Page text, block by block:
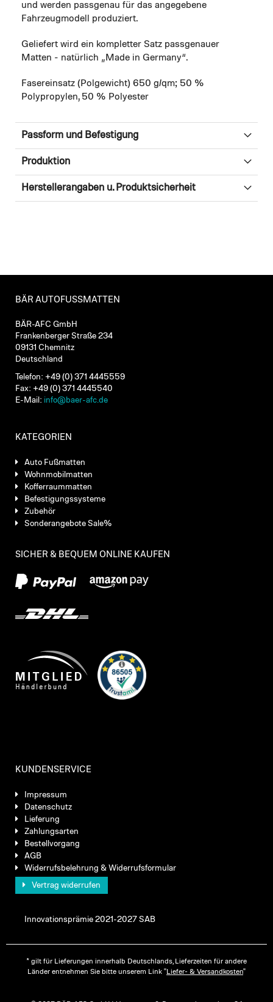
und werden passgenau für das angegebene
Fahrzeugmodell produziert.
Geliefert wird ein kompletter Satz passgenauer
Matten - natürlich „Made in Germany“.
Fasereinsatz (Polgewicht) 650 g/qm; 50 %
Polypropylen, 50 % Polyester
Passform und Befestigung
Produktion
Herstellerangaben u. Produktsicherheit
BÄR AUTOFUSSMATTEN
BÄR-AFC GmbH
Frankenberger Straße 234
09131 Chemnitz
Deutschland
Telefon: +49 (0) 371 4445559
Fax: +49 (0) 371 4445540
E-Mail: info@baer-afc.de
KATEGORIEN
Auto Fußmatten
Wohnmobilmatten
Kofferraummatten
Befestigungssysteme
Zubehör
Sonderangebote Sale%
SICHER & BEQUEM ONLINE KAUFEN
KUNDENSERVICE
Impressum
Datenschutz
Lieferung
Zahlungsarten
Bestellvorgang
AGB
Widerrufsbelehrung & Widerrufsformular
Vertrag widerrufen
Innovationsprämie 2021-2027 SAB
* gilt für Lieferungen innerhalb Deutschlands, Lieferzeiten für andere
Länder entnehmen Sie bitte unserem Link "Liefer- & Versandkosten"